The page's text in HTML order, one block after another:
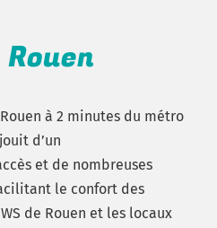
à 2 minutes du métro
d’un
et de nombreuses
le confort des
de Rouen et les locaux